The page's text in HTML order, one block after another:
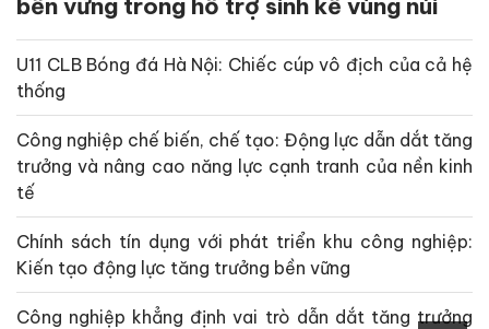
U11 CLB Bóng đá Hà Nội: Chiếc cúp vô địch của cả hệ
thống
Công nghiệp chế biến, chế tạo: Động lực dẫn dắt tăng
trưởng và nâng cao năng lực cạnh tranh của nền kinh
tế
Chính sách tín dụng với phát triển khu công nghiệp:
Kiến tạo động lực tăng trưởng bền vững
Công nghiệp khẳng định vai trò dẫn dắt tăng trưởng